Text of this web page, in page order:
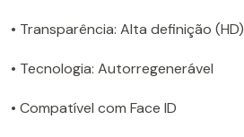
• Transparência: Alta definição (HD)
• Tecnologia: Autorregenerável
• Compatível com Face ID